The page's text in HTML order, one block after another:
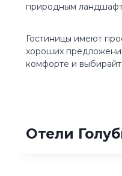
природным
Гостиницы имеют
хороших
комфорте и
Отели